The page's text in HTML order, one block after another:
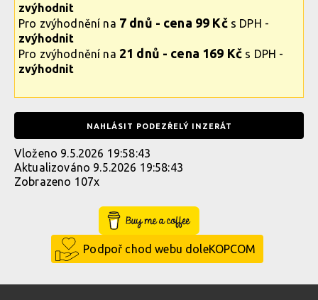
zvýhodnit
Pro zvýhodnění na 7 dnů - cena 99 Kčs DPH -
zvýhodnit
Pro zvýhodnění na 21 dnů - cena 169 Kč s DPH -
zvýhodnit
NAHLÁSIT PODEZŘELÝ INZERÁT
Vloženo 9.5.2026 19:58:43
Aktualizováno 9.5.2026 19:58:43
Zobrazeno 107x
Buy Me a Coffee
Podpoř chod webu doleKOPCOM